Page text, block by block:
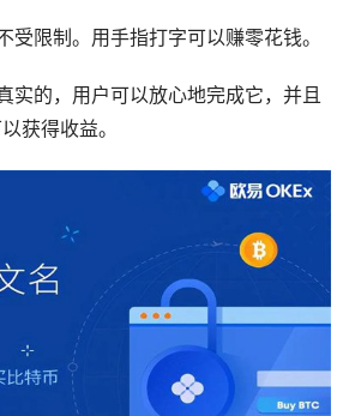
受限制。用手指打字可以赚零花钱。
实的，用户可以放心地完成它，并且
获得收益。